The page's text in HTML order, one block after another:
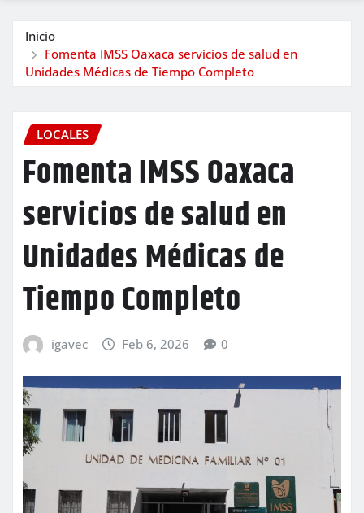
Inicio
Fomenta IMSS Oaxaca servicios de salud en
Unidades Médicas de Tiempo Completo
LOCALES
Fomenta IMSS Oaxaca
servicios de salud en
Unidades Médicas de
Tiempo Completo
igavec Feb 6, 2026 0